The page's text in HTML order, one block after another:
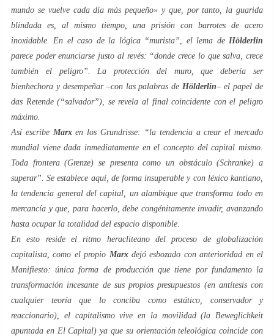
mundo se vuelve cada día más pequeño» y que, por tanto, la guarida
blindada es, al mismo tiempo, una prisión con barrotes de acero
inoxidable. En el caso de la lógica “murista”, el lema de Hölderlin
parece poder enunciarse justo al revés: “donde crece lo que salva, crece
también el peligro”. La protección del muro, que debería ser
bienhechora y desempeñar –con las palabras de Hölderlin– el papel de
das Retende(“salvador”), se revela al final coincidente con el peligro
máximo.
Así escribe Marxen losGrundrisse: “la tendencia a crear el mercado
mundial viene dada inmediatamente en el concepto del capital mismo.
Toda frontera (Grenze) se presenta como un obstáculo (Schranke) a
superar”. Se establece aquí, de forma insuperable y con léxico kantiano
la tendencia general del capital, un alambique que transforma todo en
mercancía y que, para hacerlo, debe congénitamente invadir, avanzando
hasta ocupar la totalidad del espacio disponible.
En esto reside el ritmo heracliteanodel proceso de globalización
capitalista, como el propio Marxdejó esbozado con anterioridad en el
Manifiesto: única forma de producción que tiene por fundamento la
transformación incesante de sus propios presupuestos (en antítesis con
cualquier teoría que lo conciba como estático, conservador y
reaccionario), el capitalismo vive en la movilidad(la Beweglichkeit
apuntada en El Capital) ya que su orientación teleológica coincide con